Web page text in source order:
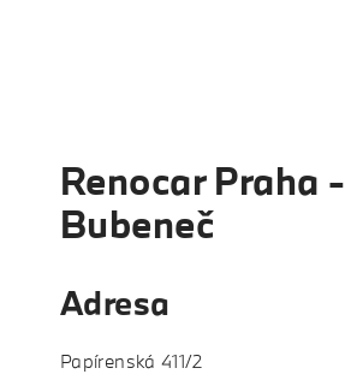
Renocar Praha -
Bubeneč
Adresa
Papírenská 411/2